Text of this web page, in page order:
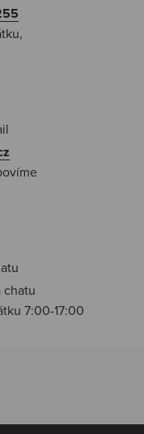
chatu
7:00-17:00